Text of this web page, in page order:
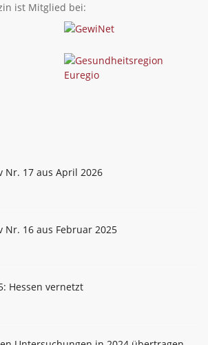
ist Mitglied bei:
Nr. 17 aus April 2026
Nr. 16 aus Februar 2025
Hessen vernetzt